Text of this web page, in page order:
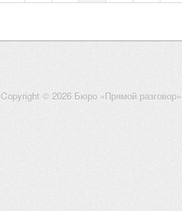
Copyright © 2026 Бюро «Прямой